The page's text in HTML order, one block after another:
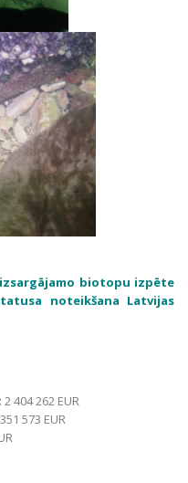
aizsargājamo biotopu izpēte
noteikšana Latvijas
404 262 EUR
573 EUR